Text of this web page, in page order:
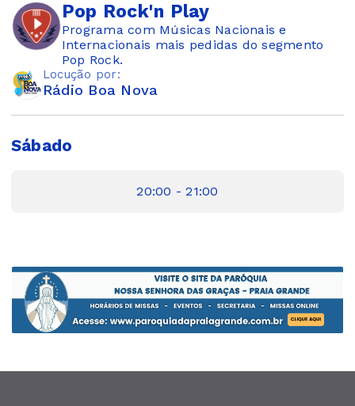
Pop Rock'n Play
Programa com Músicas Nacionais e
Internacionais mais pedidas do segmento
Pop Rock.
Locução por:
Rádio Boa Nova
Sábado
20:00 - 21:00